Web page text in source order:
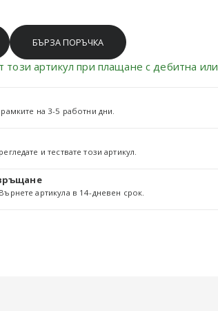
БЪРЗА ПОРЪЧКА
този артикул при плащане с дебитна или
на 3-5 работни дни.
и тествате този артикул.
артикула в 14-дневен срок.